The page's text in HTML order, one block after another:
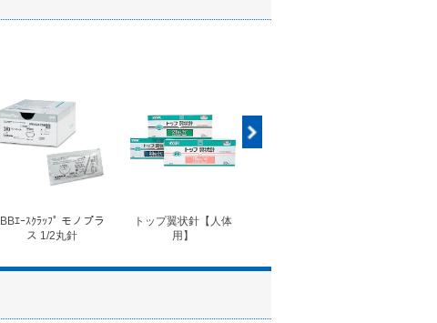
BBｴｰｽｸﾗｯﾌﾟ モノプラ
ス 1/2丸針
トップ翼状針【人体
用】